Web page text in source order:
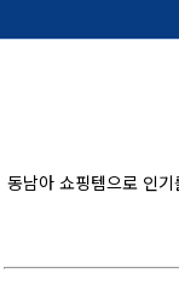
동남아 쇼핑템으로 인